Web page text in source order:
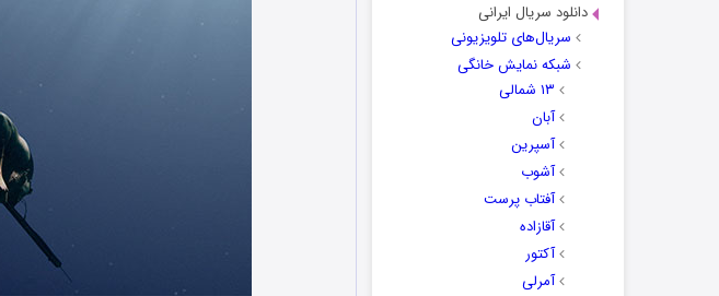
دانلود سریال ایرانی
سریال‌های تلویزیونی
شبکه نمایش خانگی
۱۳ شمالی
آبان
آسپرین
آشوب
آفتاب پرست
آقازاده
آکتور
آمرلی